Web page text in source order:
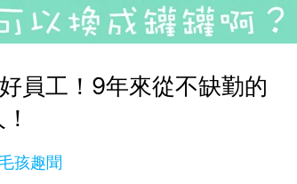
員工！9年來從不缺勤的
孩趣聞